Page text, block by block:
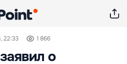
22:33 1 866
о